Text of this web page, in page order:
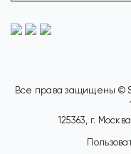
Все права защищены ©
125363, г.